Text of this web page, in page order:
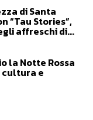
di Santa
“Tau Stories”,
affreschi di...
la Notte Rossa
cultura e